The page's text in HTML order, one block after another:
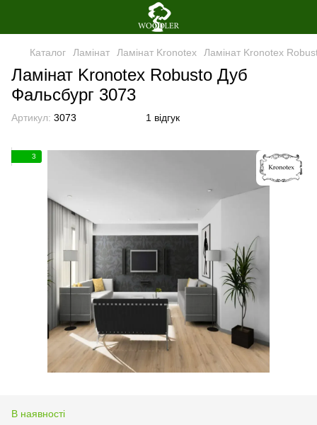
Каталог Ламінат Ламінат Kronotex Ламінат Kronotex
Ламінат Kronotex Robusto Дуб
Фальсбург 3073
Артикул: 3073 1 відгук
3
В наявності